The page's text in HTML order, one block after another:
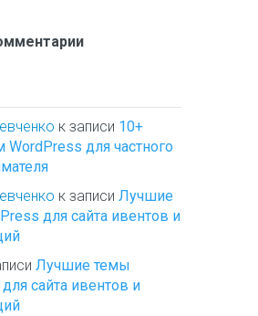
к записи 10+
WordPress для частного
к записи Лучшие
для сайта ивентов и
Лучшие темы
сайта ивентов и